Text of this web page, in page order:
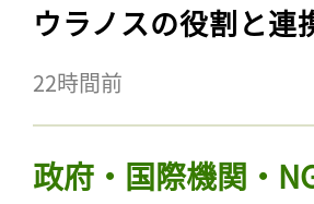
ウラノスの役割と連
22時間前
政府・国際機関・